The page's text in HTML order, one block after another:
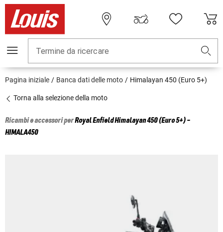
Termine da ricercare
Pagina iniziale Banca dati delle moto Himalayan 450 (Euro 5+)
Torna alla selezione della moto
Ricambi e accessori perRoyal EnfieldHimalayan 450 (Euro 5+) -
HIMALA450